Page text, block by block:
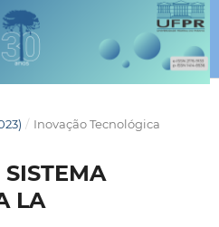
/ Inovação Tecnológica
LA